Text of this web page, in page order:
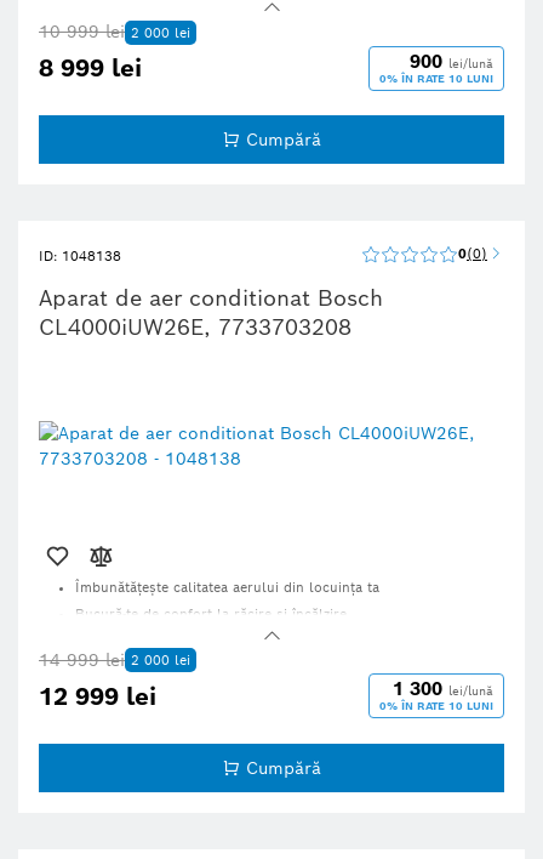
10 999 lei 2 000 lei
8 999 lei 900 lei/lună
0% ÎN RATE 10 LUNI
Cumpără
ID: 1048138 0 0
Aparat de aer conditionat Bosch
CL4000iUW26E, 7733703208
Îmbunătăţeşte calitatea aerului din locuinţa ta
Bucură-te de confort la răcire şi încălzire
Produs fiabil şi eficient, pentru toate anotimpurile
Control de la distanță prin aplicația HomeComfort Easy
14 999 lei 2 000 lei
12 999 lei 1 300 lei/lună
0% ÎN RATE 10 LUNI
Cumpără